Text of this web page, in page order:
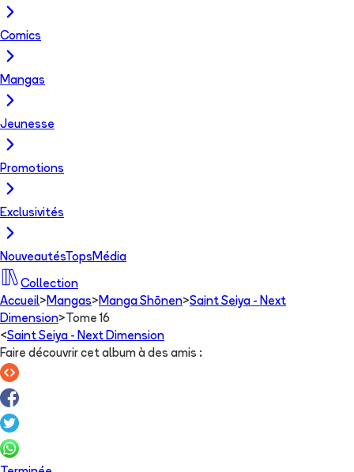
Comics
Mangas
Jeunesse
Promotions
Exclusivités
NouveautésTops Média
Collection
Accueil> Mangas> Manga Shōnen>Saint Seiya - Next
Dimension> Tome 16
<Saint Seiya - Next Dimension
Faire découvrir cet album à des amis :